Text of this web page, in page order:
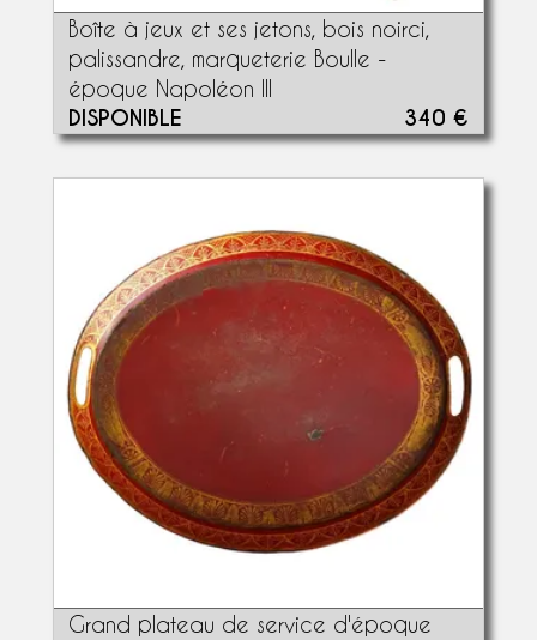
Boîte à jeux et ses jetons, bois noirci,
palissandre, marqueterie Boulle -
époque Napoléon III
DISPONIBLE 340 €
Grand plateau de service d'époque